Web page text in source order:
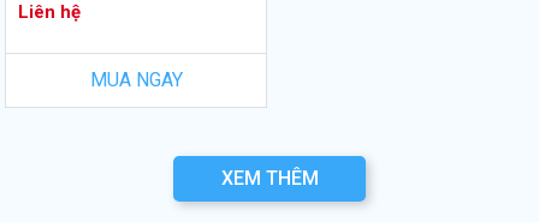
Liên hệ
MUA NGAY
XEM THÊM